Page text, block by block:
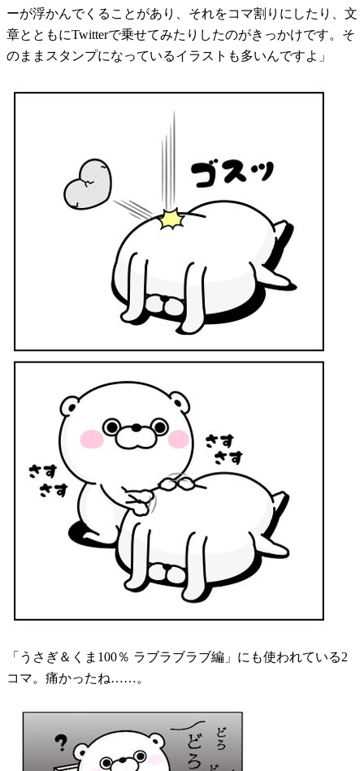
ーが浮かんでくることがあり、それをコマ割りにしたり、文
章とともにTwitterで乗せてみたりしたのがきっかけです。そ
のままスタンプになっているイラストも多いんですよ」
「うさぎ＆くま100％ ラブラブラブ編」にも使われている2
コマ。痛かったね……。